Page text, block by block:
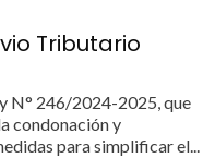
Tributario
N° 246/2024-2025, que
condonación y
para simplificar el...